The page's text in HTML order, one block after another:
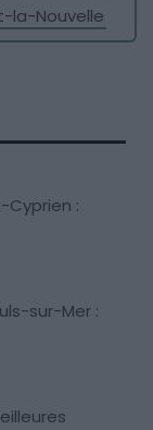
la-Nouvelle
:
sur-Mer :